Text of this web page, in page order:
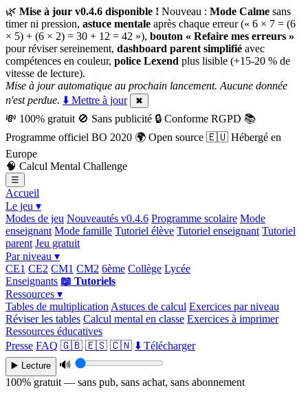
🌿 Mise à jour v0.4.6 disponible ! Nouveau : Mode Calme sans
timer ni pression, astuce mentale après chaque erreur (« 6 × 7 = (6
× 5) + (6 × 2) = 30 + 12 = 42 »), bouton « Refaire mes erreurs »
pour réviser sereinement, dashboard parent simplifié avec
compétences en couleur, police Lexend plus lisible (+15-20 % de
vitesse de lecture).
Mise à jour automatique au prochain lancement. Aucune donnée
n'est perdue. ⬇️ Mettre à jour ✖
💸 100% gratuit 🚫 Sans publicité 🔒 Conforme RGPD 📚
Programme officiel BO 2020 🌍 Open source 🇪🇺 Hébergé en
Europe
🧠 Calcul Mental Challenge
☰
Accueil
Le jeu ▾
Modes de jeu Nouveautés v0.4.6 Programme scolaire Mode
enseignant Mode famille Tutoriel élève Tutoriel enseignant Tutoriel
parent Jeu gratuit
Par niveau ▾
CE1 CE2 CM1 CM2 6ème Collège Lycée
Enseignants 📖 Tutoriels
Ressources ▾
Tables de multiplication Astuces de calcul Exercices par niveau
Réviser les tables Calcul mental en classe Exercices à imprimer
Ressources éducatives
Presse FAQ 🇬🇧 🇪🇸 🇨🇳 ⬇️ Télécharger
▶️ Lecture
🔊
100% gratuit — sans pub, sans achat, sans abonnement